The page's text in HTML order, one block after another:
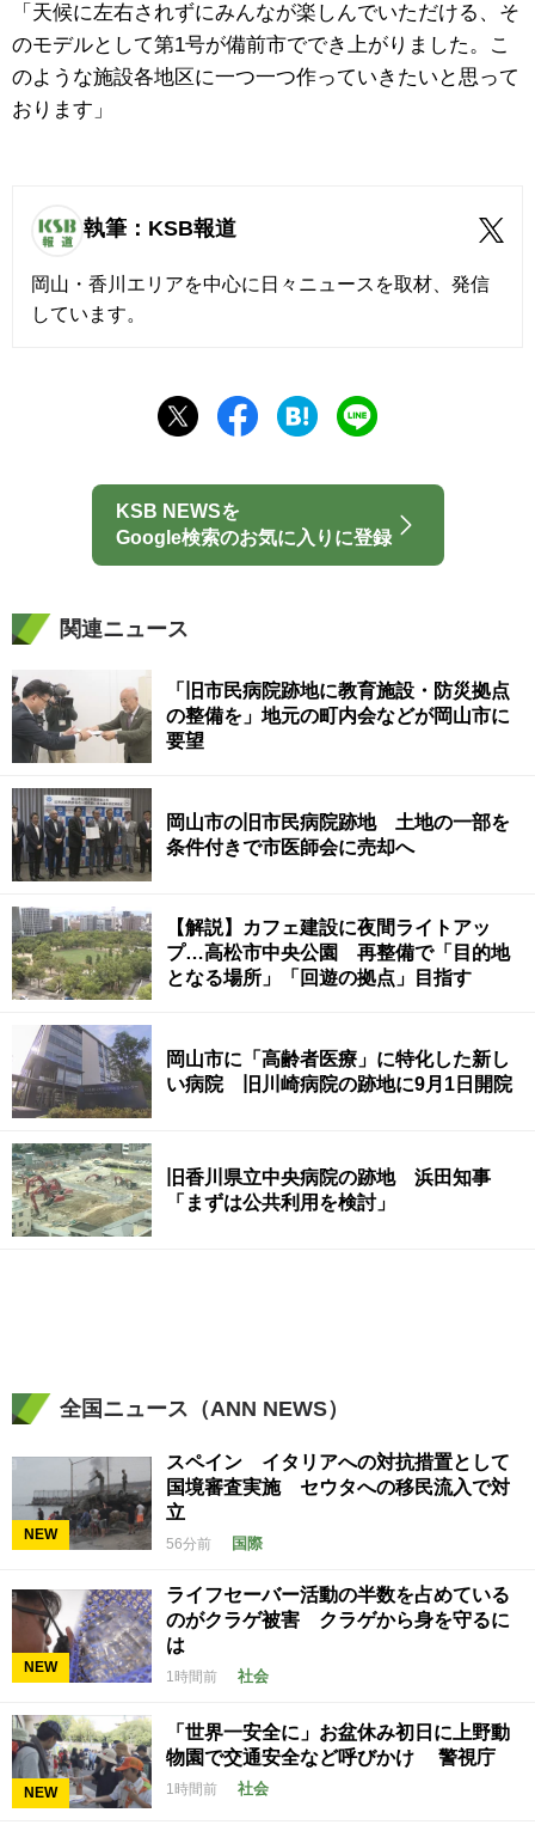
「天候に左右されずにみんなが楽しんでいただける、そ
のモデルとして第1号が備前市ででき上がりました。こ
のような施設各地区に一つ一つ作っていきたいと思って
おります」
執筆：KSB報道
岡山・香川エリアを中心に日々ニュースを取材、発信
しています。
KSB NEWSを
Google検索のお気に入りに登録
関連ニュース
「旧市民病院跡地に教育施設・防災拠点
の整備を」地元の町内会などが岡山市に
要望
岡山市の旧市民病院跡地 土地の一部を
条件付きで市医師会に売却へ
【解説】カフェ建設に夜間ライトアッ
プ…高松市中央公園 再整備で「目的地
となる場所」「回遊の拠点」目指す
岡山市に「高齢者医療」に特化した新し
い病院 旧川崎病院の跡地に9月1日開院
旧香川県立中央病院の跡地 浜田知事
「まずは公共利用を検討」
全国ニュース（ANN NEWS）
NEW
スペイン イタリアへの対抗措置として
国境審査実施 セウタへの移民流入で対
立
56分前 国際
NEW
ライフセーバー活動の半数を占めている
のがクラゲ被害 クラゲから身を守るに
は
1時間前 社会
NEW
「世界一安全に」お盆休み初日に上野動
物園で交通安全など呼びかけ 警視庁
1時間前 社会